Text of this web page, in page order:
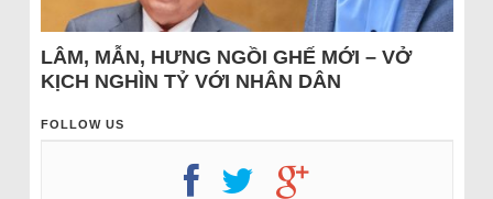
LÂM, MẪN, HƯNG NGỒI GHẾ MỚI – VỞ
KỊCH NGHÌN TỶ VỚI NHÂN DÂN
FOLLOW US